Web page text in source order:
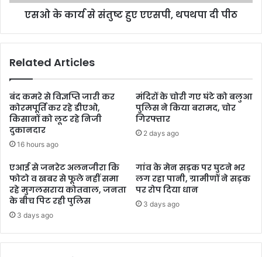
एसओ के कार्य से संतुष्ट हुए एएसपी, थपथपा दी पीठ
Related Articles
बंद कमरे से विज्ञप्ति जारी कर
कोरमपूर्ति कर रहे डीएओ,
किसानों को लूट रहे निजी
दुकानदार
16 hours ago
मंदिरों के चोरी गए घंटे को बलुआ
पुलिस ने किया बरामद, चोर
गिरफ्तार
2 days ago
एआई से जनरेट अलनजीरा कि
फोटो व खबर से फूले नहीं समा
रहे मुगलसराय कोतवाल, जनता
के बीच पिट रही पुलिस
3 days ago
गांव के मेन सड़क पर घुटने भर
लग रहा पानी, ग्रामीणों ने सड़क
पर रोप दिया धान
3 days ago